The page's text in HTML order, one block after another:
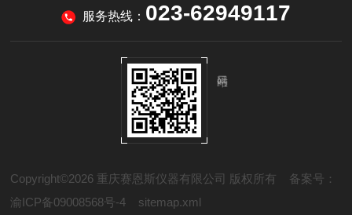
服务热线： 023-62949117
Copyright©2026 重庆赛恩斯仪器有限公司 版权所有 备案号：
渝ICP备09008568号-4
sitemap.xml